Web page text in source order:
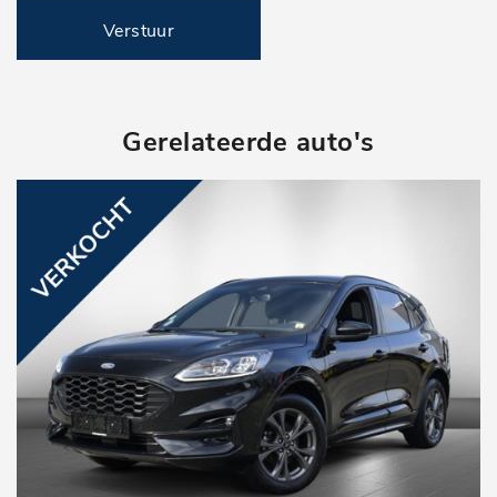
2 zitplaatsen rechtsvoor
bestuurdersstoel in hoogte verstelbaar
elektrische ramen voor
keyless start
regensensor
tussenschot volledig
verwarmde voorruit
volledig digitaal instrumentenpaneel
Verstuur
Gerelateerde auto's